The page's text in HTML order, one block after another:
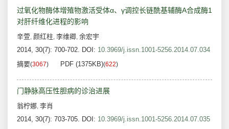
过氧化物酶体增殖物激活受体α、γ调控长链酰基辅酶A合成酶1
对肝纤维化进程的影响
辛萱, 颜红柱, 李维卿, 余宏宇
2014, 30(7): 700-702. DOI: 10.3969/j.issn.1001-5256.2014.07.034
摘要(3067) PDF (1375KB)(622)
门静脉高压性胆病的诊治进展
翁柠娜, 李肖
2014, 30(7): 703-705. DOI: 10.3969/j.issn.1001-5256.2014.07.035